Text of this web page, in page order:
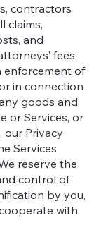
contractors
claims,
and
fees
enforcement of
in connection
goods and
or Services, or
Privacy
Services
reserve the
control of
by you,
with